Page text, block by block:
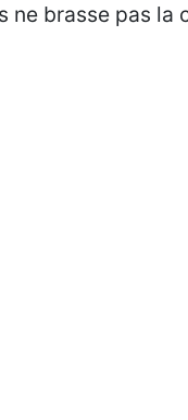
brasse pas la